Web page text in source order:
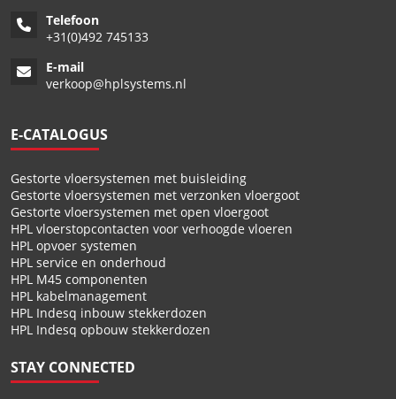
Telefoon
+31(0)492 745133
E-mail
verkoop@hplsystems.nl
E-CATALOGUS
Gestorte vloersystemen met buisleiding
Gestorte vloersystemen met verzonken vloergoot
Gestorte vloersystemen met open vloergoot
HPL vloerstopcontacten voor verhoogde vloeren
HPL opvoer systemen
HPL service en onderhoud
HPL M45 componenten
HPL kabelmanagement
HPL Indesq inbouw stekkerdozen
HPL Indesq opbouw stekkerdozen
STAY CONNECTED